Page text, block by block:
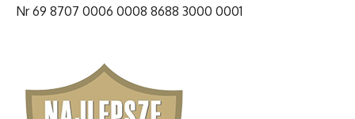
Nr 69 8707 0006 0008 8688 3000 0001